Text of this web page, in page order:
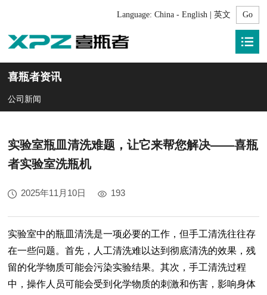
Language: China - English | 英文
喜瓶者资讯
公司新闻
实验室瓶皿清洗难题，让它来帮您解决——喜瓶
者实验室洗瓶机
2025年11月10日 193
实验室中的瓶皿清洗是一项必要的工作，但手工清洗往往存
在一些问题。首先，人工清洗难以达到彻底清洗的效果，残
留的化学物质可能会污染实验结果。其次，手工清洗过程
中，操作人员可能会受到化学物质的刺激和伤害，影响身体